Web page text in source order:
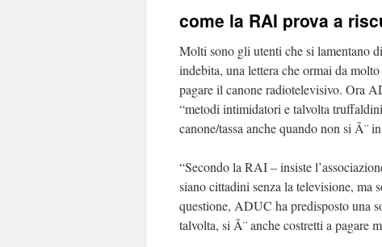
content
come la RAI prova a
Molti sono gli utenti che si lamentano
indebita, una lettera che ormai da
pagare il canone radiotelevisivo. Ora
“metodi intimidatori e talvolta
canone/tassa anche quando non si Ã¨
“Secondo la RAI – insiste
siano cittadini senza la televisione, ma
questione, ADUC ha predisposto una
talvolta, si Ã¨ anche costretti a pagare